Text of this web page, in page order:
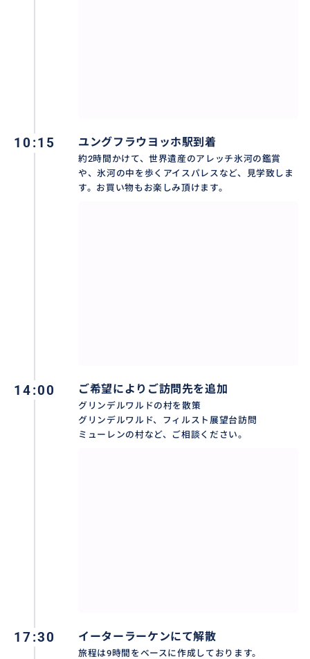
を撮影させて頂きます。
10:15 ユングフラウヨッホ駅到着
約2時間かけて、世界遺産のアレッチ氷河の鑑賞
や、氷河の中を歩くアイスパレスなど、見学致しま
す。お買い物もお楽しみ頂けます。
14:00 ご希望によりご訪問先を追加
グリンデルワルドの村を散策
グリンデルワルド、フィルスト展望台訪問
ミューレンの村など、ご相談ください。
17:30 イーターラーケンにて解散
旅程は9時間をベースに作成しております。